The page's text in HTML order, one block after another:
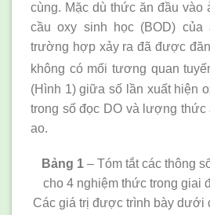
cùng. Mặc dù thức ăn đầu vào
cầu oxy sinh học (BOD)
trường hợp xảy ra đã được
không có mối tương quan
(Hình 1) giữa số lần xuất hiện
trong số đọc DO và lượng thức
ao.
Bảng 1– Tóm tắt các thông
cho 4 nghiệm thức trong giai
Các giá trị được trình bày dưới